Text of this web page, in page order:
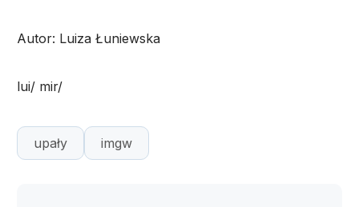
Autor: Luiza Łuniewska
lui/ mir/
upały imgw